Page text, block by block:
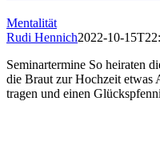
Mentalität
Rudi Hennich2022-10-
Seminartermine So heiraten
die Braut zur Hochzeit etwas
tragen und einen